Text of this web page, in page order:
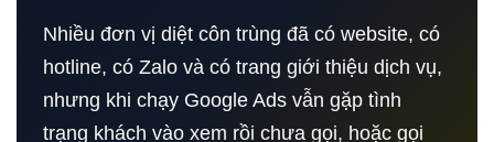
Nhiều đơn vị diệt côn trùng đã có website, có
hotline, có Zalo và có trang giới thiệu dịch vụ,
nhưng khi chạy Google Ads vẫn gặp tình
trạng khách vào xem rồi chưa gọi, hoặc gọi